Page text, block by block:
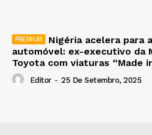
Nigéria acelera para
automóvel: ex-executivo da
Toyota com viaturas “Made
Editor - 25 De Setembro, 2025